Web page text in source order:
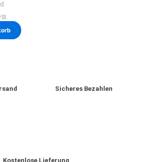
Sicheres Bezahlen
Kostenlose Lieferung